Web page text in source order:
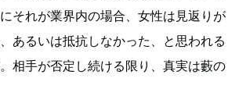
それが業界内の場合、女性は見返りが
あるいは抵抗しなかった、と思われる
相手が否定し続ける限り、真実は藪の